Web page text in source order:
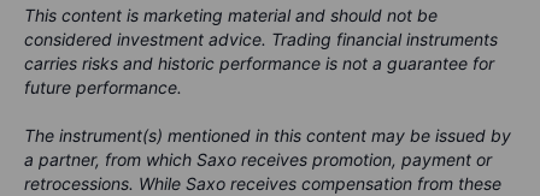
This content is marketing material and should not be
considered investment advice. Trading financial instruments
carries risks and historic performance is not a guarantee for
future performance.
The instrument(s) mentioned in this content may be issued by
a partner, from which Saxo receives promotion, payment or
retrocessions. While Saxo receives compensation from these